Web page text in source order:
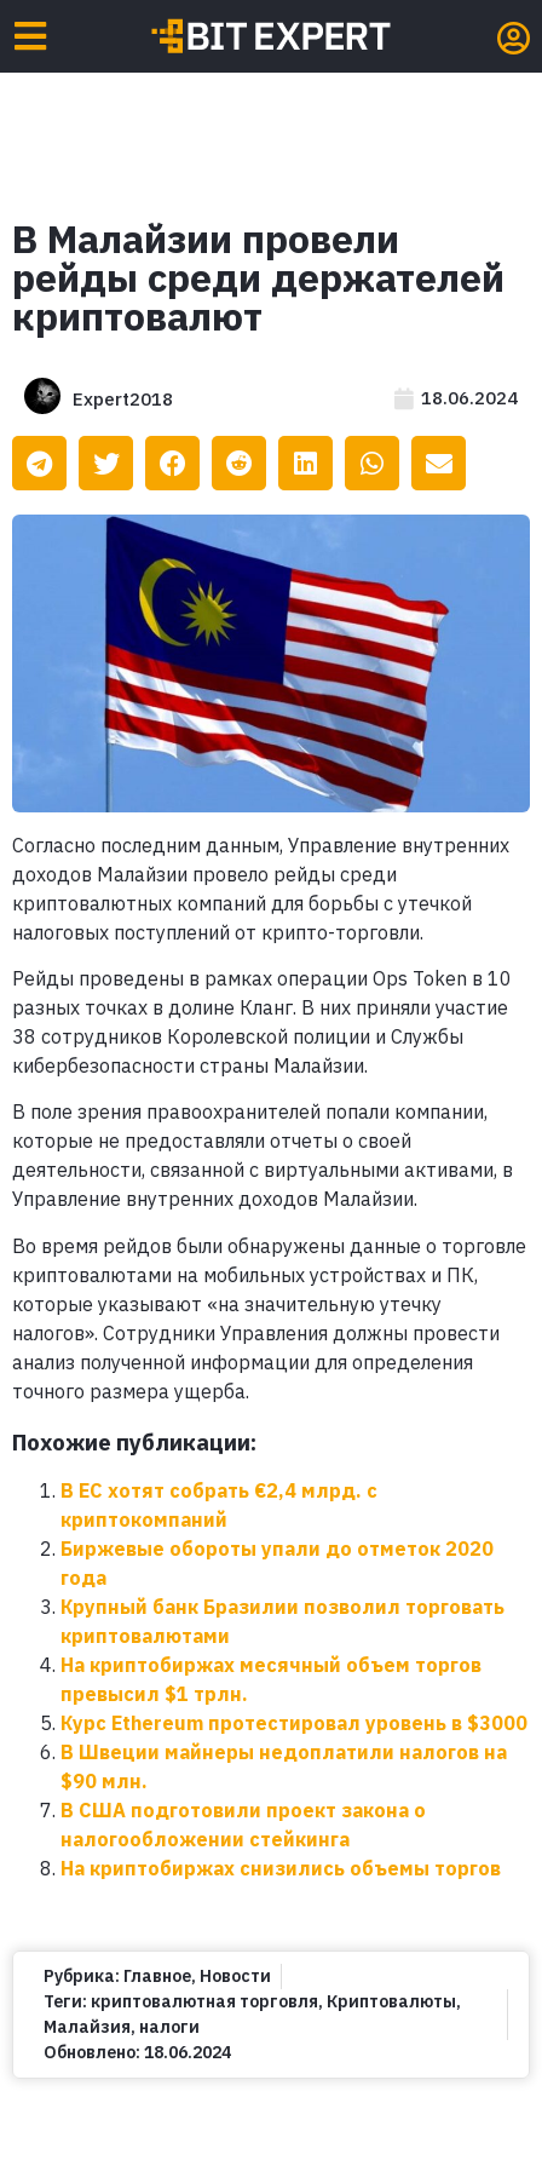
В Малайзии провели
рейды среди держателей
криптовалют
Expert2018 18.06.2024
Согласно последним данным, Управление внутренних
доходов Малайзии провело рейды среди
криптовалютных компаний для борьбы с утечкой
налоговых поступлений от крипто-торговли.
Рейды проведены в рамках операции Ops Token в 10
разных точках в долине Кланг. В них приняли участие
38 сотрудников Королевской полиции и Службы
кибербезопасности страны Малайзии.
В поле зрения правоохранителей попали компании,
которые не предоставляли отчеты о своей
деятельности, связанной с виртуальными активами, в
Управление внутренних доходов Малайзии.
Во время рейдов были обнаружены данные о торговле
криптовалютами на мобильных устройствах и ПК,
которые указывают «на значительную утечку
налогов». Сотрудники Управления должны провести
анализ полученной информации для определения
точного размера ущерба.
Похожие публикации:
В ЕС хотят собрать €2,4 млрд. с
криптокомпаний
Биржевые обороты упали до отметок 2020
года
Крупный банк Бразилии позволил торговать
криптовалютами
На криптобиржах месячный объем торгов
превысил $1 трлн.
Курс Ethereum протестировал уровень в $3000
В Швеции майнеры недоплатили налогов на
$90 млн.
В США подготовили проект закона о
налогообложении стейкинга
На криптобиржах снизились объемы торгов
Рубрика: Главное, Новости
Теги: криптовалютная торговля, Криптовалюты,
Малайзия, налоги
Обновлено: 18.06.2024